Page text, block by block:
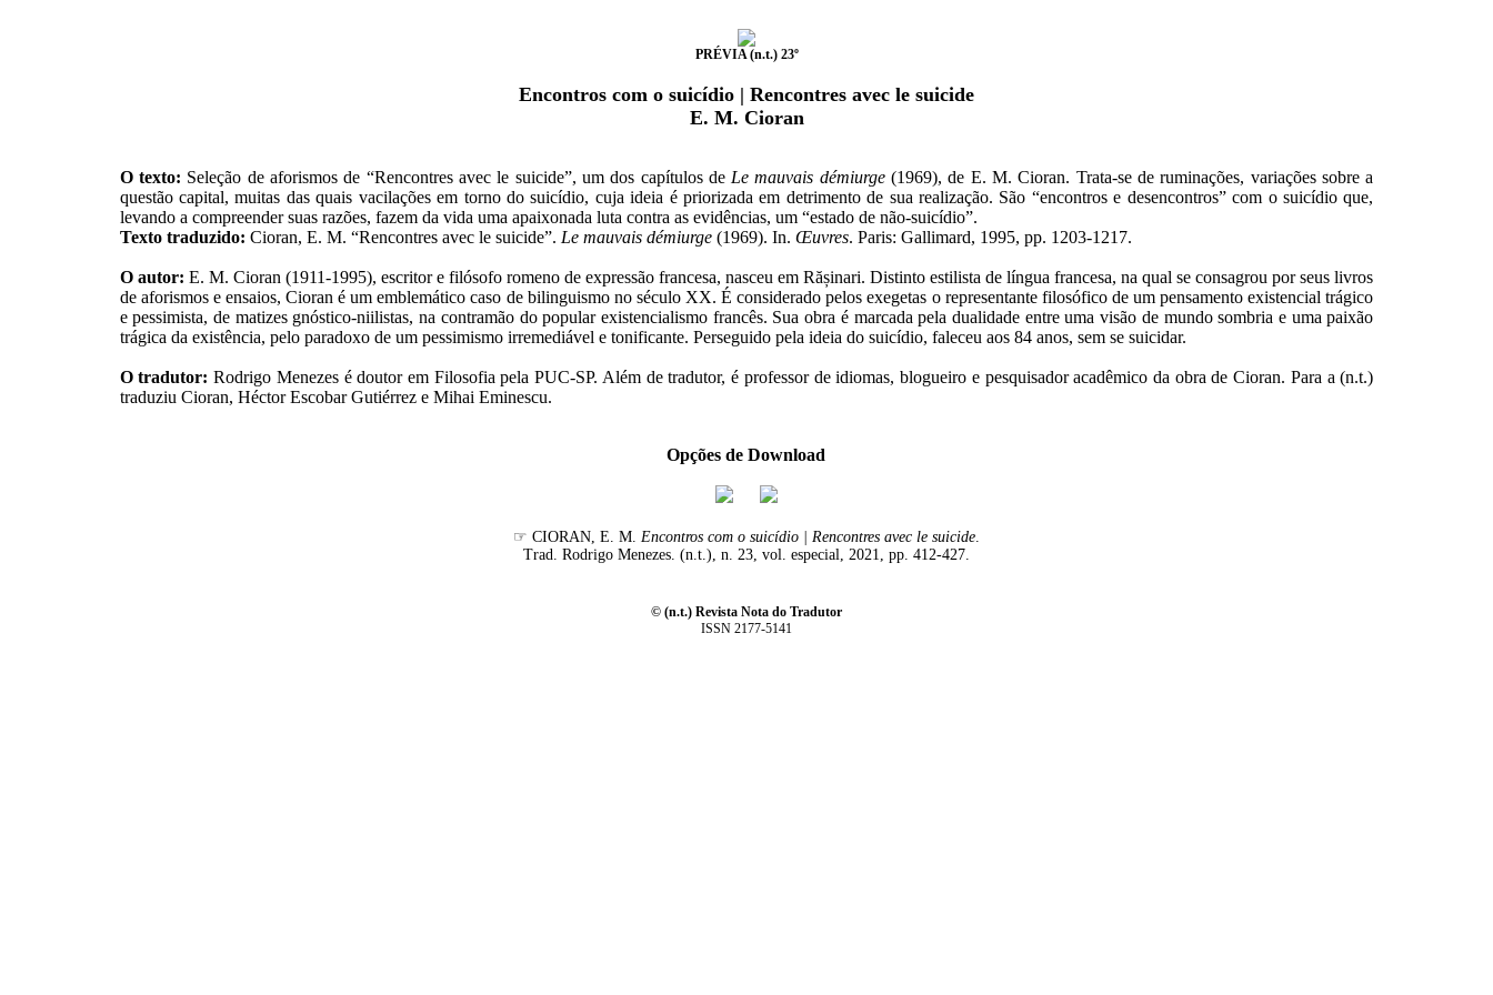
PRÉVIA (n.t.) 23º
Encontros com o suicídio | Rencontres avec le suicide
E. M. Cioran
O texto: Seleção de aforismos de “Rencontres avec le suicide”, um dos capítulos de Le mauvais démiurge(1969), de E. M. Cioran. Trata-se de ruminações, variações sobre a
questão capital, muitas das quais vacilações em torno do suicídio, cuja ideia é priorizada em detrimento de sua realização. São “encontros e desencontros” com o suicídio que,
levando a compreender suas razões, fazem da vida uma apaixonada luta contra as evidências, um “estado de não-suicídio”.
Texto traduzido: Cioran, E. M. “Rencontres avec le suicide”. Le mauvais démiurge(1969). In. Œuvres. Paris: Gallimard, 1995, pp. 1203-1217.
O autor: E. M. Cioran (1911-1995), escritor e filósofo romeno de expressão francesa, nasceu em Rășinari. Distinto estilista de língua francesa, na qual se consagrou por seus livros
de aforismos e ensaios, Cioran é um emblemático caso de bilinguismo no século XX. É considerado pelos exegetas o representante filosófico de um pensamento existencial trágico
e pessimista, de matizes gnóstico-niilistas, na contramão do popular existencialismo francês. Sua obra é marcada pela dualidade entre uma visão de mundo sombria e uma paixão
trágica da existência, pelo paradoxo de um pessimismo irremediável e tonificante. Perseguido pela ideia do suicídio, faleceu aos 84 anos, sem se suicidar.
O tradutor: Rodrigo Menezes é doutor em Filosofia pela PUC-SP. Além de tradutor, é professor de idiomas, blogueiro e pesquisador acadêmico da obra de Cioran. Para a (n.t.)
traduziu Cioran, Héctor Escobar Gutiérrez e Mihai Eminescu.
Opções de Download
☞ CIORAN, E. M. Encontros com o suicídio | Rencontres avec le suicide.
Trad. Rodrigo Menezes. (n.t.), n. 23, vol. especial, 2021, pp. 412-427.
© (n.t.) Revista Nota do Tradutor
ISSN 2177-5141